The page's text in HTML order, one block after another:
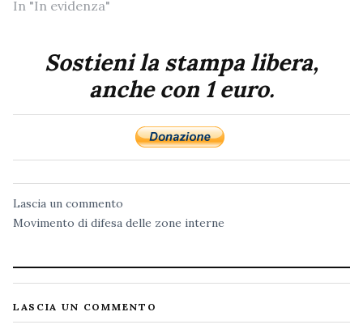
In "In evidenza"
Sostieni la stampa libera,
anche con 1 euro.
Lascia un commento
Movimento di difesa delle zone interne
LASCIA UN COMMENTO